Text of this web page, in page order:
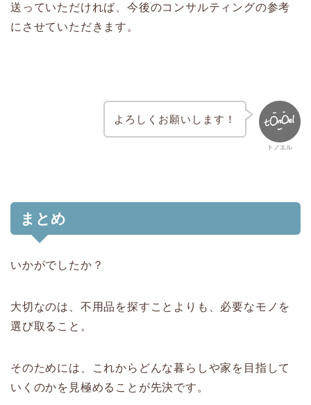
送っていただければ、今後のコンサルティングの参考
にさせていただきます。
トノエル
よろしくお願いします！
まとめ
いかがでしたか？
大切なのは、不用品を探すことよりも、必要なモノを
選び取ること。
そのためには、これからどんな暮らしや家を目指して
いくのかを見極めることが先決です。